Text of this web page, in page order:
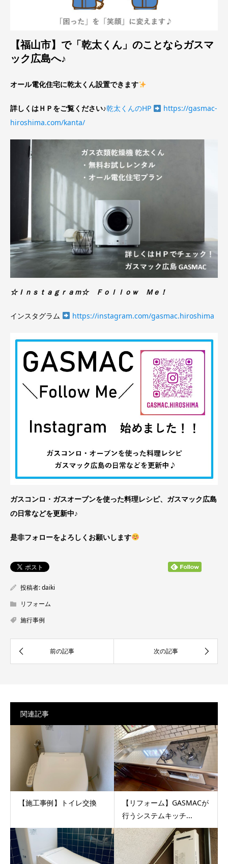
【福山市】で「乾太くん」のことならガスマ
ック広島へ♪
オール電化住宅に乾太くん設置できます
詳しくはＨＰをご覧ください♪乾太くんのHP
https://gasmac-
hiroshima.com/kanta/
☆Ｉｎｓｔａｇｒａｍ☆ Ｆｏｌｌｏｗ Ｍｅ！
インスタグラム https://instagram.com/gasmac.hiroshima
ガスコンロ・ガスオーブンを使った料理レシピ、ガスマック広島
の日常などを更新中♪
是非フォローをよろしくお願いします
投稿者:daiki
リフォーム
施行事例
関連記事
【施工事例】トイレ交換
【リフォーム】GASMACが
行うシステムキッチ...